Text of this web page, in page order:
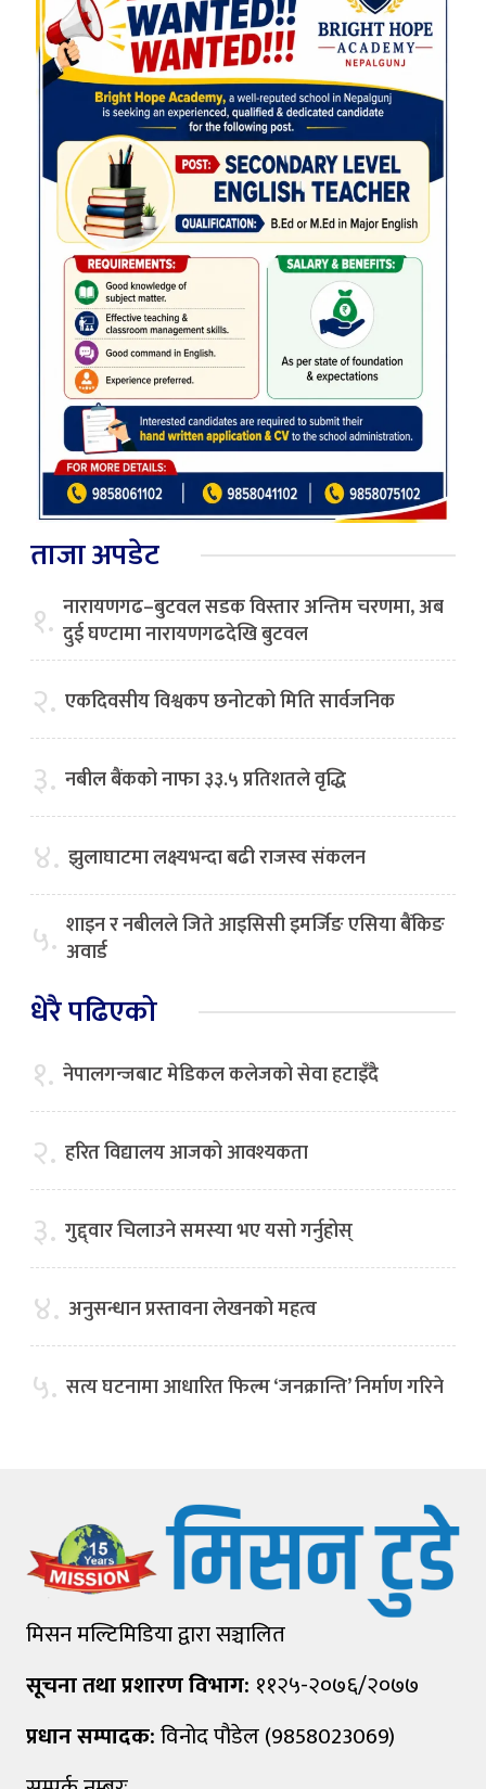
ताजा अपडेट
१. नारायणगढ–बुटवल सडक विस्तार अन्तिम चरणमा, अब
दुई घण्टामा नारायणगढदेखि बुटवल
२. एकदिवसीय विश्वकप छनोटको मिति सार्वजनिक
३. नबील बैंकको नाफा ३३.५ प्रतिशतले वृद्धि
४. झुलाघाटमा लक्ष्यभन्दा बढी राजस्व संकलन
५. शाइन र नबीलले जिते आइसिसी इमर्जिङ एसिया बैंकिङ
अवार्ड
धेरै पढिएको
१. नेपालगन्जबाट मेडिकल कलेजको सेवा हटाइँदै
२. हरित विद्यालय आजको आवश्यकता
३. गुद्द्वार चिलाउने समस्या भए यसो गर्नुहोस्
४. अनुसन्धान प्रस्तावना लेखनको महत्व
५. सत्य घटनामा आधारित फिल्म ‘जनक्रान्ति’ निर्माण गरिने
मिसन मल्टिमिडिया द्वारा सञ्चालित
सूचना तथा प्रशारण विभाग: ११२५-२०७६/२०७७
प्रधान सम्पादक:विनोद पौडेल (9858023069)